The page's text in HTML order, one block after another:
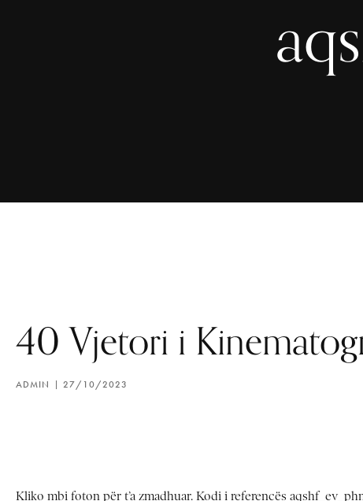
40 Vjetori i
ADMIN 27/10/2023
Kliko mbi foton për t’a zmadhuar. Kodi i referencës